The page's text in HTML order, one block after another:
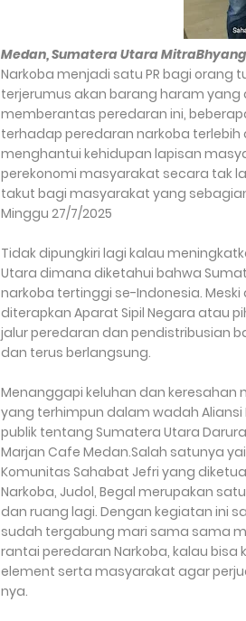
Medan, Sumatera Utara
Narkoba menjadi satu PR bagi
terjerumus akan barang haram
memberantas peredaran ini,
terhadap peredaran narkoba
menghantui kehidupan lapisan
perekonomi masyarakat secara tak
takut bagi masyarakat yang
Minggu 27/7/2025
Tidak dipungkiri lagi kalau
Utara dimana diketahui bahwa
narkoba tertinggi se-Indonesia.
diterapkan Aparat Sipil Negara atau
jalur peredaran dan pendistribusian
dan terus berlangsung.
Menanggapi keluhan dan
yang terhimpun dalam wadah
publik tentang Sumatera Utara
Marjan Cafe Medan.Salah satunya
Komunitas Sahabat Jefri yang
Narkoba, Judol, Begal merupakan
dan ruang lagi. Dengan kegiatan ini
sudah tergabung mari sama sama
rantai peredaran Narkoba, kalau
element serta masyarakat agar
nya.